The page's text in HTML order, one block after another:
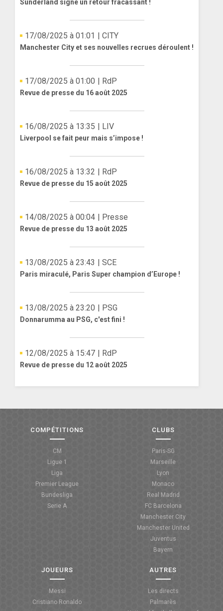
Sunderland signe un retour fracassant !
17/08/2025 à 01:01 | CITY
Manchester City et ses nouvelles recrues déroulent !
17/08/2025 à 01:00 | RdP
Revue de presse du 16 août 2025
16/08/2025 à 13:35 | LIV
Liverpool se fait peur mais s’impose !
16/08/2025 à 13:32 | RdP
Revue de presse du 15 août 2025
14/08/2025 à 00:04 | Presse
Revue de presse du 13 août 2025
13/08/2025 à 23:43 | SCE
Paris miraculé, Paris Super champion d’Europe !
13/08/2025 à 23:20 | PSG
Donnarumma au PSG, c'est fini !
12/08/2025 à 15:47 | RdP
Revue de presse du 12 août 2025
COMPÉTITIONS
CM
Ligue 1
Liga
Premier League
Bundesliga
Serie A
CLUBS
Paris-SG
Marseille
Lyon
Monaco
Real Madrid
FC Barcelona
Manchester City
Manchester United
Juventus
Bayern
JOUEURS
Messi
Cristiano Ronaldo
AUTRES
Les directs
Palmarès